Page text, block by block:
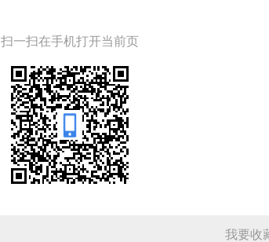
扫一扫在手机打开当前页
我要收